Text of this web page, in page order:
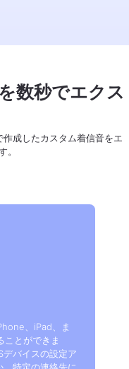
数秒でエクス
成したカスタム着信音をエ
。
、iPad、ま
とができま
デバイスの設定ア
特定の連絡先に